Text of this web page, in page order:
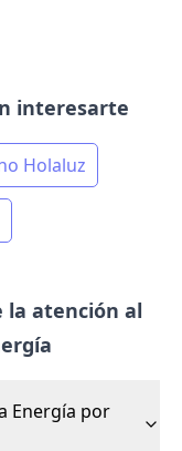
interesarte
Holaluz
la atención al
Energía por